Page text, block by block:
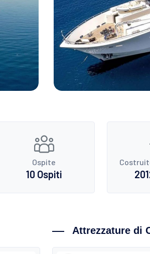
Ospite
10 Ospiti
Attrezzature di